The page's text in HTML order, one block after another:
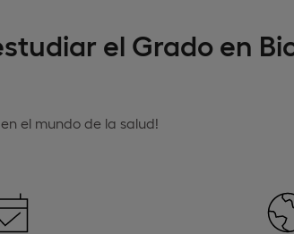
el Grado en
el mundo de la salud!